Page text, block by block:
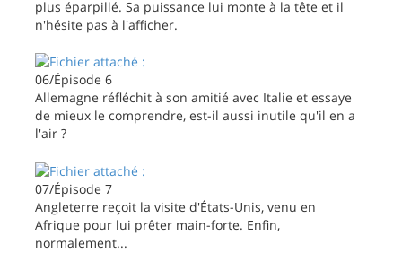
plus éparpillé. Sa puissance lui monte à la tête et il
n'hésite pas à l'afficher.
06/Épisode 6
Allemagne réfléchit à son amitié avec Italie et essaye
de mieux le comprendre, est-il aussi inutile qu'il en a
l'air ?
07/Épisode 7
Angleterre reçoit la visite d'États-Unis, venu en
Afrique pour lui prêter main-forte. Enfin,
normalement...